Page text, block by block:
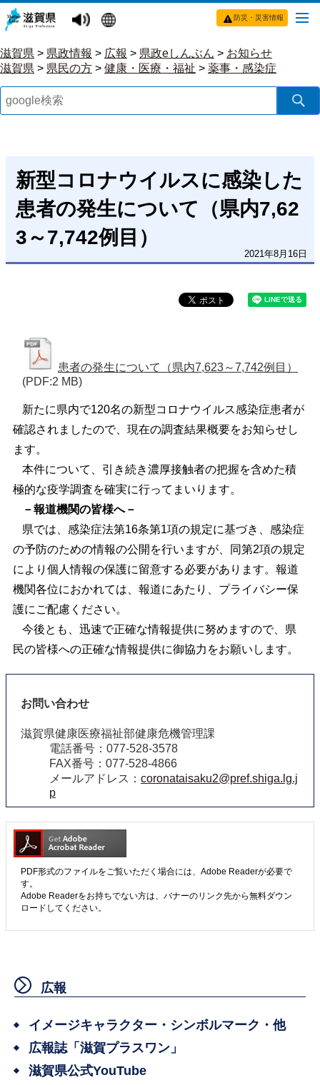
防災・災害情報
滋賀県 > 県政情報 > 広報 > 県政eしんぶん > お知らせ
滋賀県 > 県民の方 > 健康・医療・福祉 > 薬事・感染症
新型コロナウイルスに感染した
患者の発生について（県内7,62
3～7,742例目）
2021年8月16日
患者の発生について（県内7,623～7,742例目）
(PDF:2 MB)
新たに県内で120名の新型コロナウイルス感染症患者が
確認されましたので、現在の調査結果概要をお知らせし
ます。
本件について、引き続き濃厚接触者の把握を含めた積
極的な疫学調査を確実に行ってまいります。
－報道機関の皆様へ－
県では、感染症法第16条第1項の規定に基づき、感染症
の予防のための情報の公開を行いますが、同第2項の規定
により個人情報の保護に留意する必要があります。報道
機関各位におかれては、報道にあたり、プライバシー保
護にご配慮ください。
今後とも、迅速で正確な情報提供に努めますので、県
民の皆様への正確な情報提供に御協力をお願いします。
お問い合わせ
滋賀県健康医療福祉部健康危機管理課
電話番号：077-528-3578
FAX番号：077-528-4866
メールアドレス： coronataisaku2@pref.shiga.lg.j
p
PDF形式のファイルをご覧いただく場合には、Adobe Readerが必要で
す。
Adobe Readerをお持ちでない方は、バナーのリンク先から無料ダウン
ロードしてください。
広報
イメージキャラクター・シンボルマーク・他
広報誌「滋賀プラスワン」
滋賀県公式YouTube